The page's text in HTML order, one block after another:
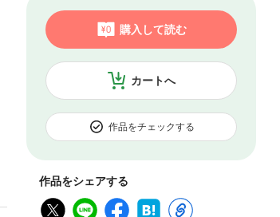
カートへ
購入して読む
作品をチェックする
作品をシェアする